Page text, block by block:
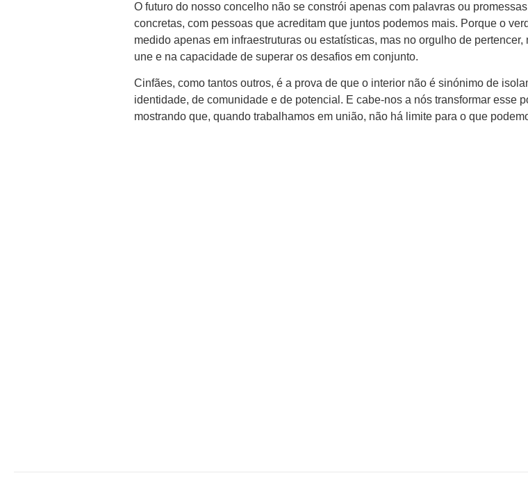
O futuro do nosso concelho não se constrói apenas com palavras ou
concretas, com pessoas que acreditam que juntos podemos mais. Porque o
medido apenas em infraestruturas ou estatísticas, mas no orgulho de
une e na capacidade de superar os desafios em conjunto.
Cinfães, como tantos outros, é a prova de que o interior não é sinónimo de
identidade, de comunidade e de potencial. E cabe-nos a nós transformar esse
mostrando que, quando trabalhamos em união, não há limite para o que